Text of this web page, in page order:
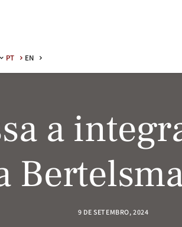
PT
EN
a
9 DE SETEMBRO, 2024